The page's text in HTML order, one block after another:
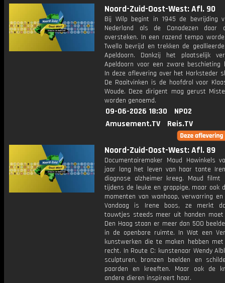
Noord-Zuid-Oost-West: Afl. 90
Bij Wilp begint in 1945 de bevrijding
Nederland als de Canadezen daar
oversteken. In een razend tempo
Twello bevrijd en trekken de
Apeldoorn. Dankzij het plaatselijk
Apeldoorn voor een zware beschieting
In deze aflevering over het Harksteder
De Raaitvinken is de hoofdrol voor
Woude. Deze dirigent mag gerust
worden genoemd.
09-06-2026 18:30
NPO2
Amusement.TV
Reis.TV
Noord-Zuid-Oost-West: Afl. 89
Documentairemaker Maud Hawinkels
jaar lang het leven van haar tante
diagnose alzheimer kreeg. Maud filmt
tijdens de leuke en grappige, maar ook
momenten van wanhoop, verwarring
Vandaag is Irene boos, ze merkt
touwtjes steeds meer uit handen moet
Den Haag staan er meer dan 500
in de openbare ruimte. In Wat een
kunstwerken die te maken hebben
recht. In Route C: kunstenaar Wendy
sculpturen, bronzen beelden en
paarden en kreeften. Maar ook de
andere dieren inspireert haar.